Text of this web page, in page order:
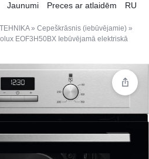
Jaunumi Preces ar atlaidēm RU
» Cepeškrāsnis (iebūvējamie) »
EOF3H50BX Iebūvējamā elektriskā